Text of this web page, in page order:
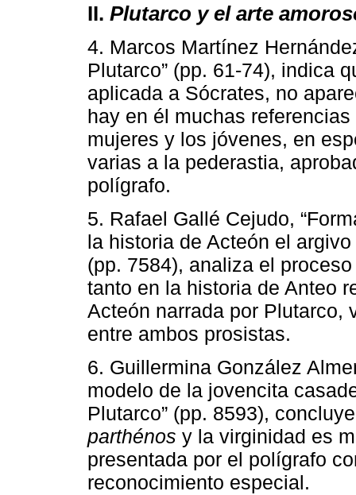
II. Plutarco y el arte
4. Marcos Martínez
Plutarco” (pp. 61-74), indica
aplicada a Sócrates, no
hay en él muchas
mujeres y los jóvenes, en
varias a la pederastia,
polígrafo.
5. Rafael Gallé Cejudo,
la historia de Acteón el argivo
(pp. 7584), analiza el
tanto en la historia de Anteo
Acteón narrada por Plutarco,
entre ambos prosistas.
6. Guillermina González
modelo de la jovencita
Plutarco” (pp. 8593),
parthénos y la virginidad es
presentada por el polígrafo
reconocimiento especial.